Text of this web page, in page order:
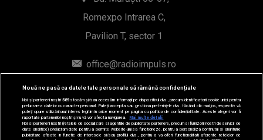
Romexpo Intrarea C,
Pavilion T, sector 1
office@radioimpuls.ro
LIVE : 0754-222.999
WhatsApp: 0754-222.999
Nouă ne pasă ca datele tale personale să rămână confidențiale
Noi și partenerii noștri589stocăm și/sau accesăm informații pe dispozitivul dvs., precum identificatorii cookie unici pentru
prelucrarea datelor cu caracter personal. Puteți accepta sau gestiona preferințele dvs. făcând clic mai jos, respectiv vă
puteți opune utilizării unui interes legitim în orice moment pe pagina cu politica de confidențialitate. Aceste alegeri vor fi
raportate partenerilor noștri și nu vă vor afecta navigarea.
Mai multe detalii
Noi si partenerii nostri (retelele de socializare si agentiile de publicitate partenere, precum si furnizorii nostri de servicii de
date analitice) prelucram date pentru a permite website-ului sa functioneze, pentru a personaliza continutul si anunturile
publicitare afisate in functie de interesele si/sau profilul dvs., pentru a va oferi functionalitati aferente retelelor de